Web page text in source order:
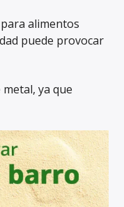
alimentos
puede provocar
ya que